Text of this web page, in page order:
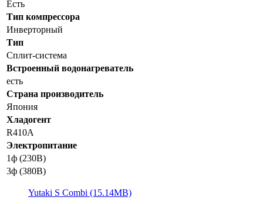
Есть
Тип компрессора
Инверторный
Тип
Сплит-система
Встроенный водонагреватель
есть
Страна производитель
Япония
Хладогент
R410A
Электропитание
1ф (230В)
3ф (380В)
Yutaki S Combi (15.14MB)